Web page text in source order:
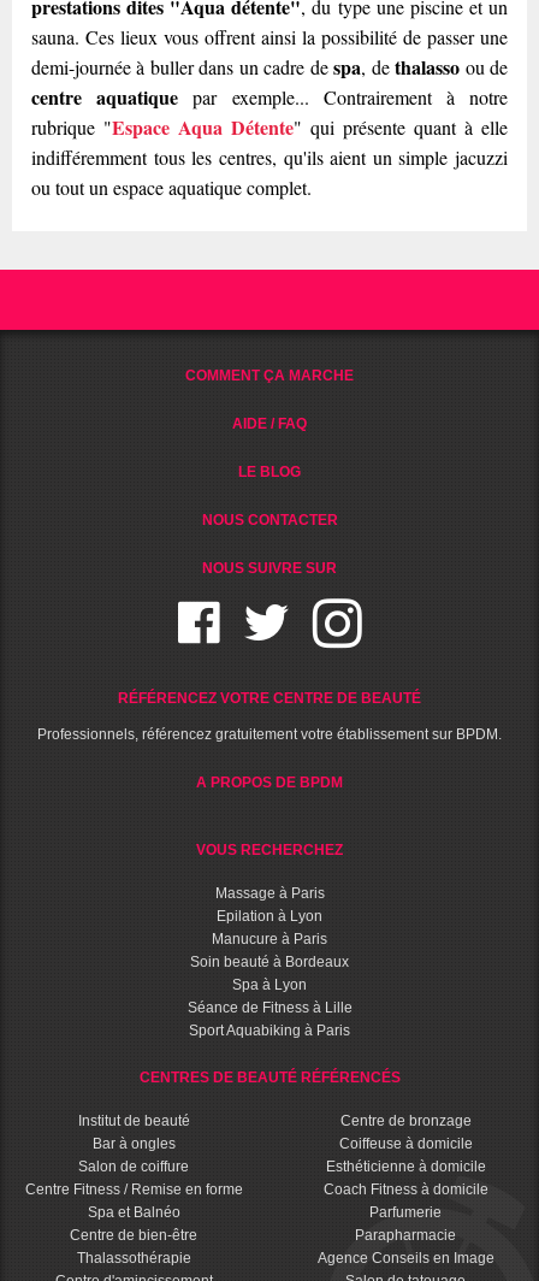
prestations dites "Aqua détente", du type une piscine et un
sauna. Ces lieux vous offrent ainsi la possibilité de passer une
demi-journée à buller dans un cadre despa, dethalasso ou de
centre aquatique par exemple... Contrairement à notre
rubrique "Espace Aqua Détente" qui présente quant à elle
indifféremment tous les centres, qu'ils aient un simple jacuzzi
ou tout un espace aquatique complet.
COMMENT ÇA MARCHE
AIDE / FAQ
LE BLOG
NOUS CONTACTER
NOUS SUIVRE SUR
RÉFÉRENCEZ VOTRE CENTRE DE BEAUTÉ
Professionnels, référencez gratuitement votre établissement sur BPDM.
A PROPOS DE BPDM
VOUS RECHERCHEZ
Massage à Paris
Epilation à Lyon
Manucure à Paris
Soin beauté à Bordeaux
Spa à Lyon
Séance de Fitness à Lille
Sport Aquabiking à Paris
CENTRES DE BEAUTÉ RÉFÉRENCÉS
Institut de beauté
Bar à ongles
Salon de coiffure
Centre Fitness / Remise en forme
Spa et Balnéo
Centre de bien-être
Thalassothérapie
Centre de bronzage
Coiffeuse à domicile
Esthéticienne à domicile
Coach Fitness à domicile
Parfumerie
Parapharmacie
Agence Conseils en Image